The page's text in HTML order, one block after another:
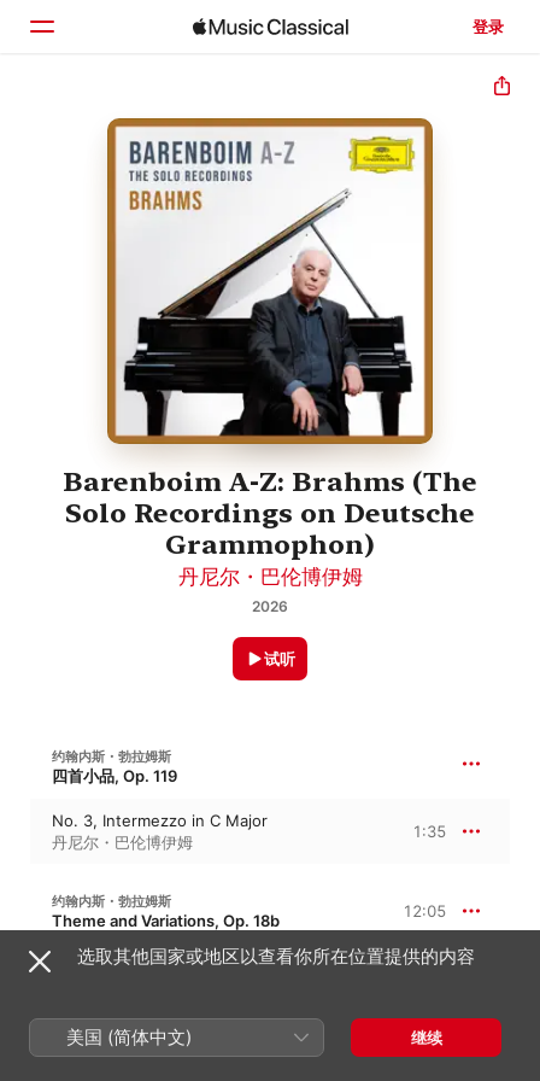
登录
主页
Barenboim A-Z: Brahms (The
Solo Recordings on Deutsche
Grammophon)
丹尼尔・巴伦博伊姆
2026
试听
约翰内斯・勃拉姆斯
四首小品, Op. 119
No. 3, Intermezzo in C Major
丹尼尔・巴伦博伊姆
1:35
约翰内斯・勃拉姆斯
Theme and Variations, Op. 18b 12:05
Theme. Andante, ma moderato
Var. 1. Largamente
丹尼尔・巴伦博伊姆
1:36
选取其他国家或地区以查看你所在位置提供的内容
美国 (简体中文) 继续